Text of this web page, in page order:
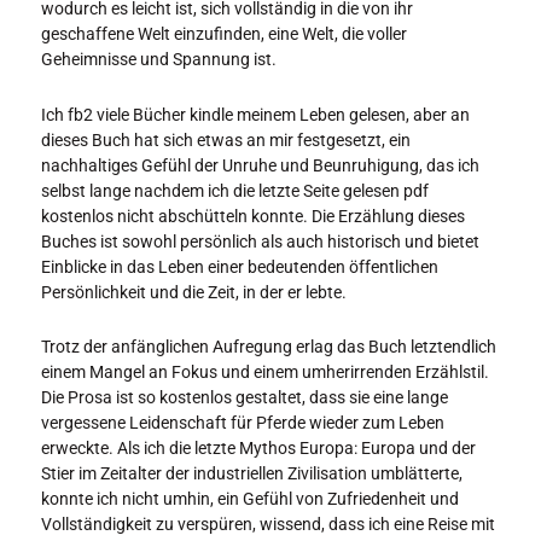
wodurch es leicht ist, sich vollständig in die von ihr
geschaffene Welt einzufinden, eine Welt, die voller
Geheimnisse und Spannung ist.
Ich fb2 viele Bücher kindle meinem Leben gelesen, aber an
dieses Buch hat sich etwas an mir festgesetzt, ein
nachhaltiges Gefühl der Unruhe und Beunruhigung, das ich
selbst lange nachdem ich die letzte Seite gelesen pdf
kostenlos nicht abschütteln konnte. Die Erzählung dieses
Buches ist sowohl persönlich als auch historisch und bietet
Einblicke in das Leben einer bedeutenden öffentlichen
Persönlichkeit und die Zeit, in der er lebte.
Trotz der anfänglichen Aufregung erlag das Buch letztendlich
einem Mangel an Fokus und einem umherirrenden Erzählstil.
Die Prosa ist so kostenlos gestaltet, dass sie eine lange
vergessene Leidenschaft für Pferde wieder zum Leben
erweckte. Als ich die letzte Mythos Europa: Europa und der
Stier im Zeitalter der industriellen Zivilisation umblätterte,
konnte ich nicht umhin, ein Gefühl von Zufriedenheit und
Vollständigkeit zu verspüren, wissend, dass ich eine Reise mit